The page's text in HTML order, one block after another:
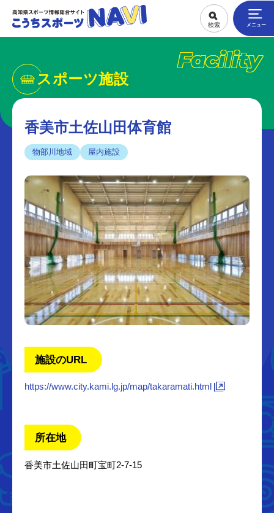
Facility
スポーツ施設
香美市土佐山田体育館
物部川地域 屋内施設
施設のURL
https://www.city.kami.lg.jp/map/takaramati.html
所在地
香美市土佐山田町宝町2-7-15